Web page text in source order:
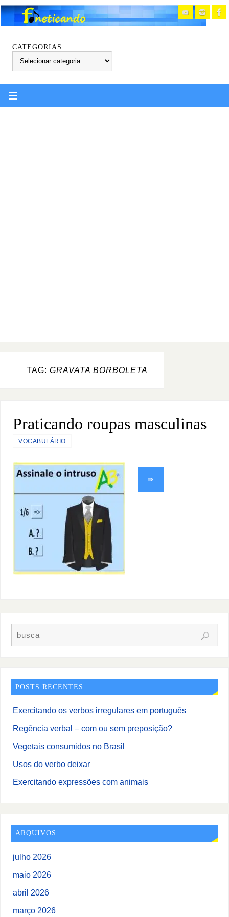
CATEGORIAS
TAG: GRAVATA BORBOLETA
Praticando roupas masculinas
VOCABULÁRIO
⇒
POSTS RECENTES
Exercitando os verbos irregulares em português
Regência verbal – com ou sem preposição?
Vegetais consumidos no Brasil
Usos do verbo deixar
Exercitando expressões com animais
ARQUIVOS
julho 2026
maio 2026
abril 2026
março 2026